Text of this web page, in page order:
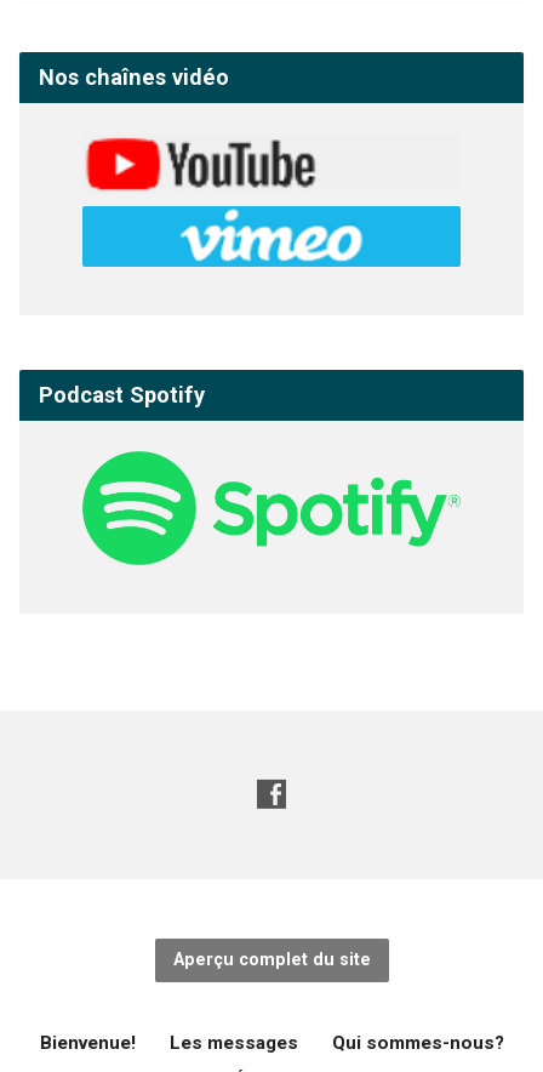
Nos chaînes vidéo
Podcast Spotify
Aperçu complet du site
Bienvenue! Les messages
Qui sommes-nous?